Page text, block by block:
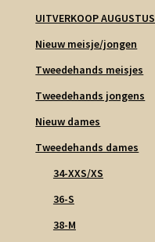
UITVERKOOP AUGUSTUS
Nieuw meisje/jongen
Tweedehands meisjes
Tweedehands jongens
Nieuw dames
Tweedehands dames
34-XXS/XS
36-S
38-M